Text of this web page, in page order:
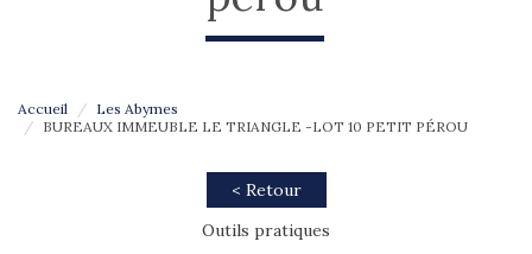
Accueil
Les Abymes
BUREAUX IMMEUBLE LE TRIANGLE -LOT 10 PETIT PÉROU
< Retour
Outils pratiques